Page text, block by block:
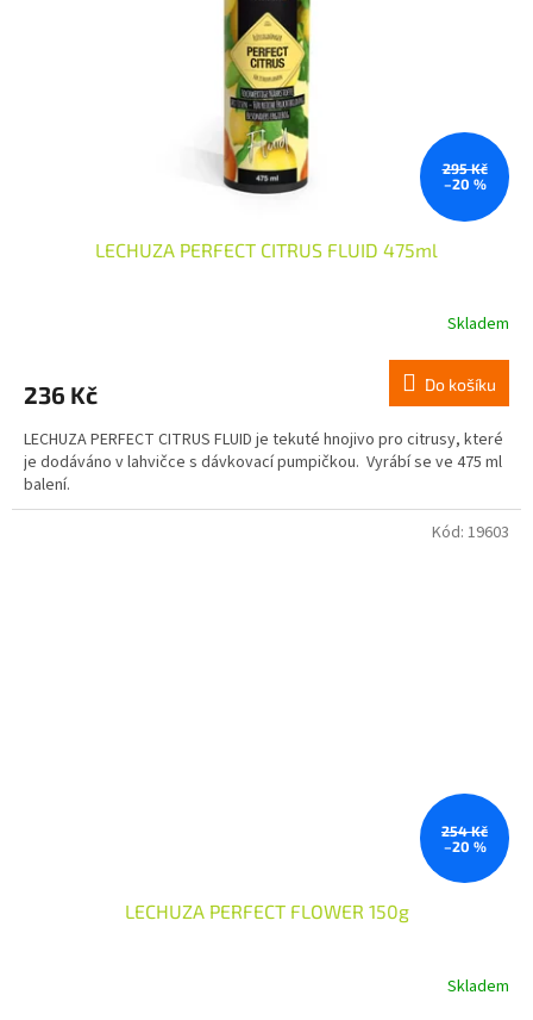
295 Kč
–20 %
LECHUZA PERFECT CITRUS FLUID 475ml
Skladem
236 Kč Do košíku
LECHUZA PERFECT CITRUS FLUID je tekuté hnojivo pro citrusy, které
je dodáváno v lahvičce s dávkovací pumpičkou. Vyrábí se ve 475 ml
balení.
254 Kč
–20 %
LECHUZA PERFECT FLOWER 150g
Skladem
Kód: 19603